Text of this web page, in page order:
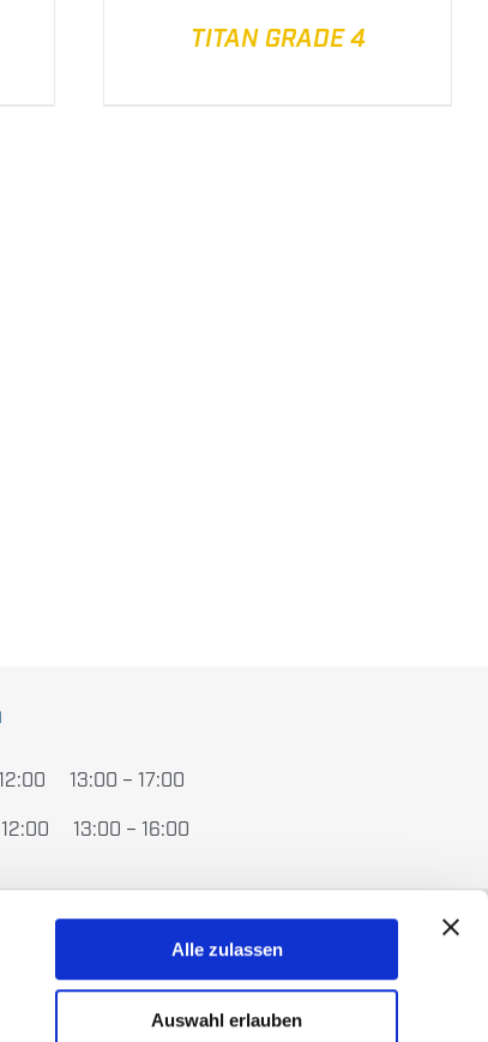
Alle zulassen
Auswahl erlauben
TITAN GRADE 4
13:00 – 17:00
– 16:00
Disclaimer
Impressum